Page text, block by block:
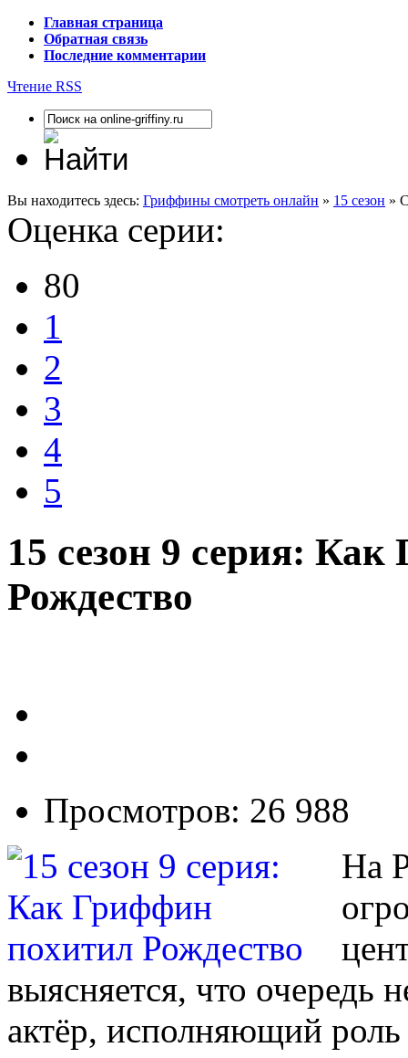
Главная страница
Обратная связь
Последние комментарии
Чтение RSS
Вы находитесь здесь: Гриффины смотреть онлайн » 15 сезон »
Оценка серии:
80
1
2
3
4
5
15 сезон 9 серия:
Рождество
Просмотров: 26 988
На
выясняется, что очередь
актёр, исполняющий